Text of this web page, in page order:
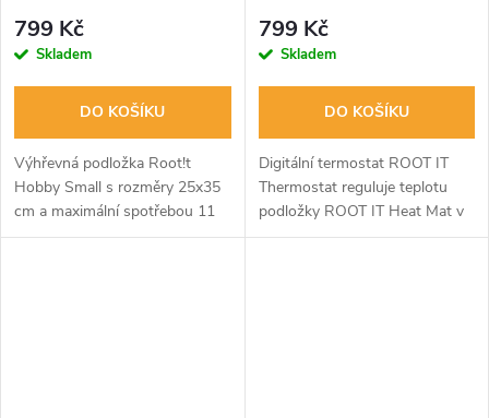
799 Kč
Skladem
DO KOŠÍKU
Výhřevná podložka Root!t
Hobby Small s rozměry 25x35
cm a maximální spotřebou 11
W. Skvěle izoluje a zlepšuje
799 Kč
Skladem
DO KOŠÍKU
Digitální termostat ROOT IT
Thermostat reguluje teplotu
podložky ROOT IT Heat Mat v
rozsahu 10-30°C. Kompatibilní